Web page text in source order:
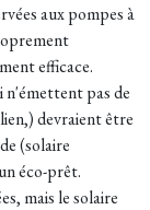
aux pompes à
efficace.
n'émettent pas de
devraient être
(solaire
éco-prêt.
mais le solaire